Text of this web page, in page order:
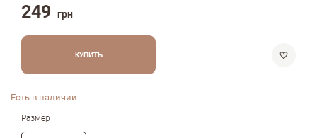
249 грн
КУПИТЬ
Есть в наличии
Размер